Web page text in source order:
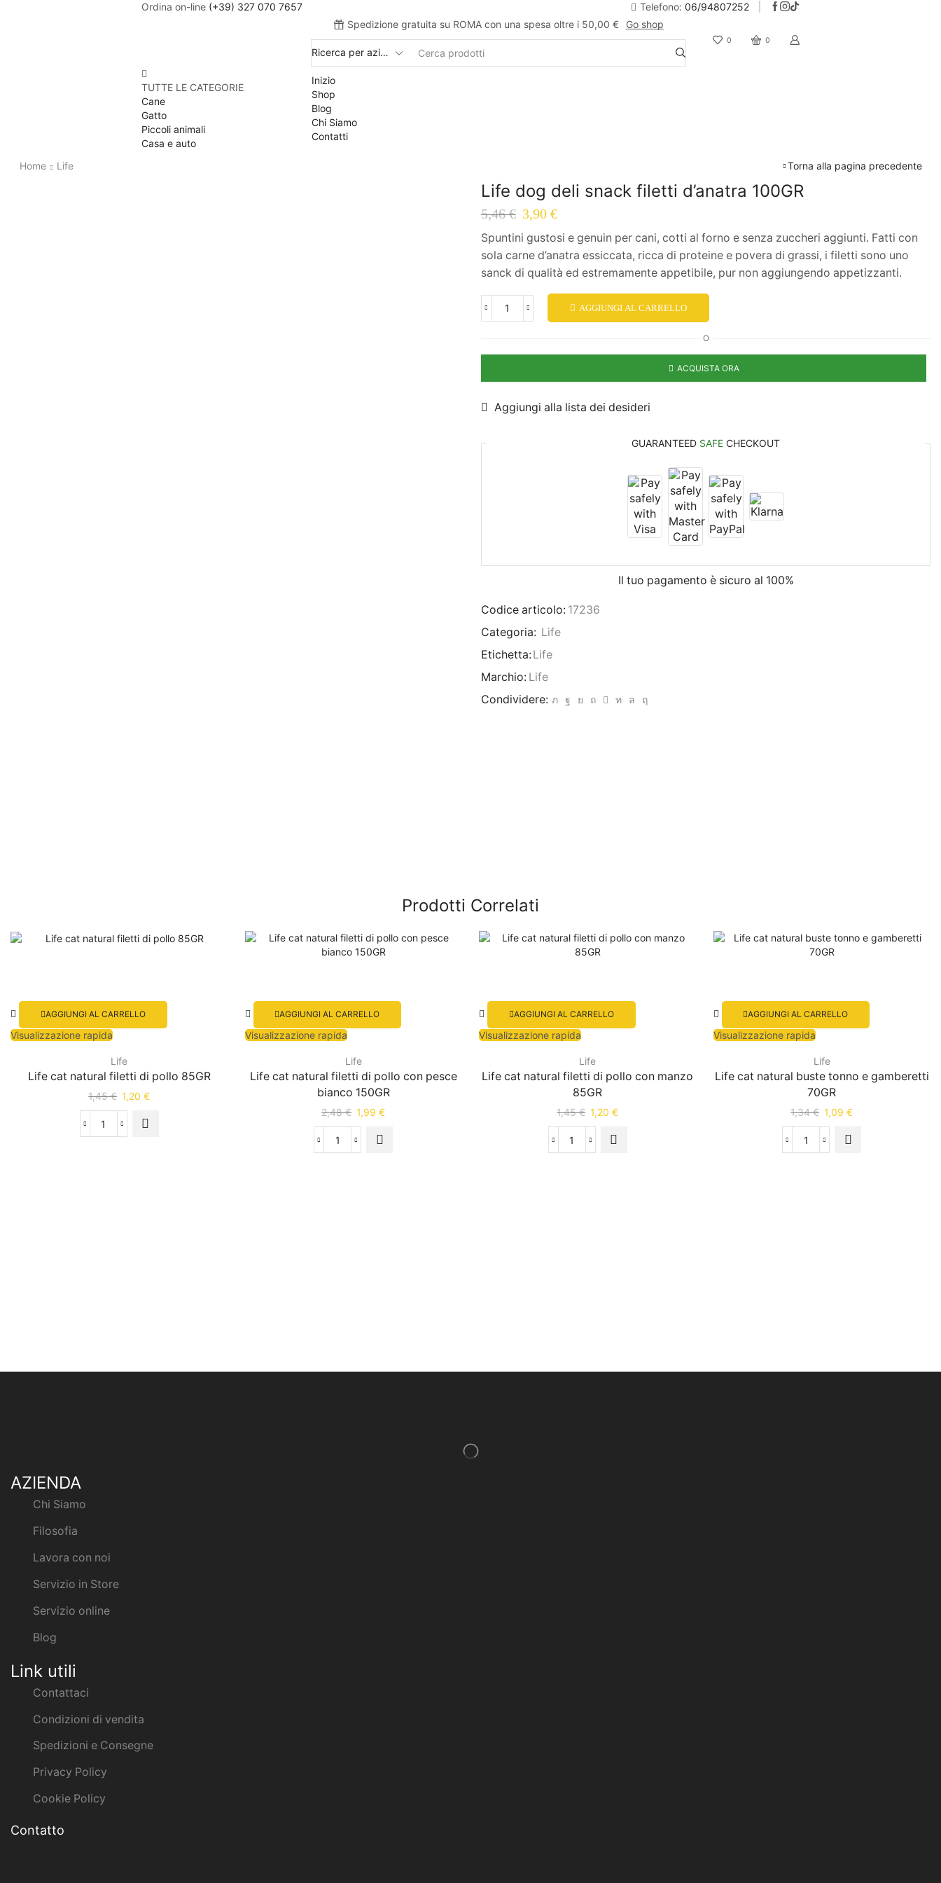
Ordina on-line (+39) 327 070 7657 Telefono: 06/94807252
Spedizione gratuita su ROMA con una spesa oltre i 50,00 €
Go shop
0 0
TUTTE LE CATEGORIE
Cane
Gatto
Piccoli animali
Casa e auto
Inizio
Shop
Blog
Chi Siamo
Contatti
Home Life Torna alla pagina precedente
Life dog deli snack filetti d’anatra 100GR
5,46€ 3,90 €
Spuntini gustosi e genuin per cani, cotti al forno e senza zuccheri aggiunti. Fatti con
sola carne d’anatra essiccata, ricca di proteine e povera di grassi, i filetti sono uno
sanck di qualità ed estremamente appetibile, pur non aggiungendo appetizzanti.
AGGIUNGI AL CARRELLO
O
ACQUISTA ORA
Aggiungi alla lista dei desideri
GUARANTEED SAFE CHECKOUT
Il tuo pagamento è sicuro al 100%
Codice articolo: 17236
Categoria: Life
Etichetta: Life
Marchio: Life
Condividere:
Prodotti Correlati
AGGIUNGI AL CARRELLO
Visualizzazione rapida
Life
Life cat natural filetti di pollo 85GR
1,45€ 1,20€
AGGIUNGI AL CARRELLO
Visualizzazione rapida
Life
Life cat natural filetti di pollo con pesce
bianco 150GR
2,48€ 1,99€
AGGIUNGI AL CARRELLO
Visualizzazione rapida
Life
Life cat natural filetti di pollo con manzo
85GR
1,45€ 1,20€
AGGIUNGI AL CARRELLO
Visualizzazione rapida
Life
Life cat natural buste tonno e gamberetti
70GR
1,34€ 1,09€
AZIENDA
Chi Siamo
Filosofia
Lavora con noi
Servizio in Store
Servizio online
Blog
Link utili
Contattaci
Condizioni di vendita
Spedizioni e Consegne
Privacy Policy
Cookie Policy
Contatto